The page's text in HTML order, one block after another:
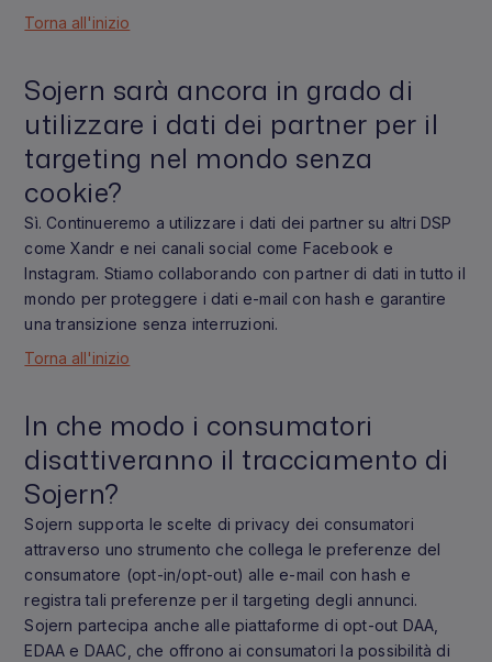
Torna all'inizio
Sojern sarà ancora in grado di
utilizzare i dati dei partner per il
targeting nel mondo senza
cookie?
Sì. Continueremo a utilizzare i dati dei partner su altri DSP
come Xandr e nei canali social come Facebook e
Instagram. Stiamo collaborando con partner di dati in tutto il
mondo per proteggere i dati e-mail con hash e garantire
una transizione senza interruzioni.
Torna all'inizio
In che modo i consumatori
disattiveranno il tracciamento di
Sojern?
Sojern supporta le scelte di privacy dei consumatori
attraverso uno strumento che collega le preferenze del
consumatore (opt-in/opt-out) alle e-mail con hash e
registra tali preferenze per il targeting degli annunci.
Sojern partecipa anche alle piattaforme di opt-out DAA,
EDAA e DAAC, che offrono ai consumatori la possibilità di